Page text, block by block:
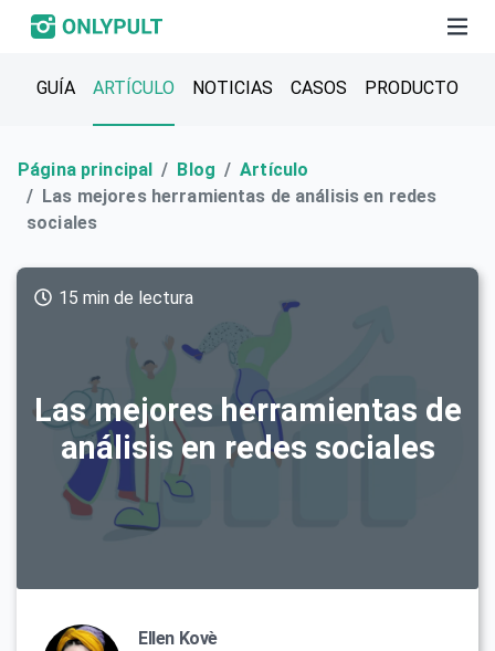
GUÍA ARTÍCULO NOTICIAS CASOS PRODUCTO
Página principal Blog
Artículo
Las mejores herramientas de análisis en redes
sociales
Las mejores herramientas de
análisis en redes sociales
15 min de lectura
Ellen Kovè